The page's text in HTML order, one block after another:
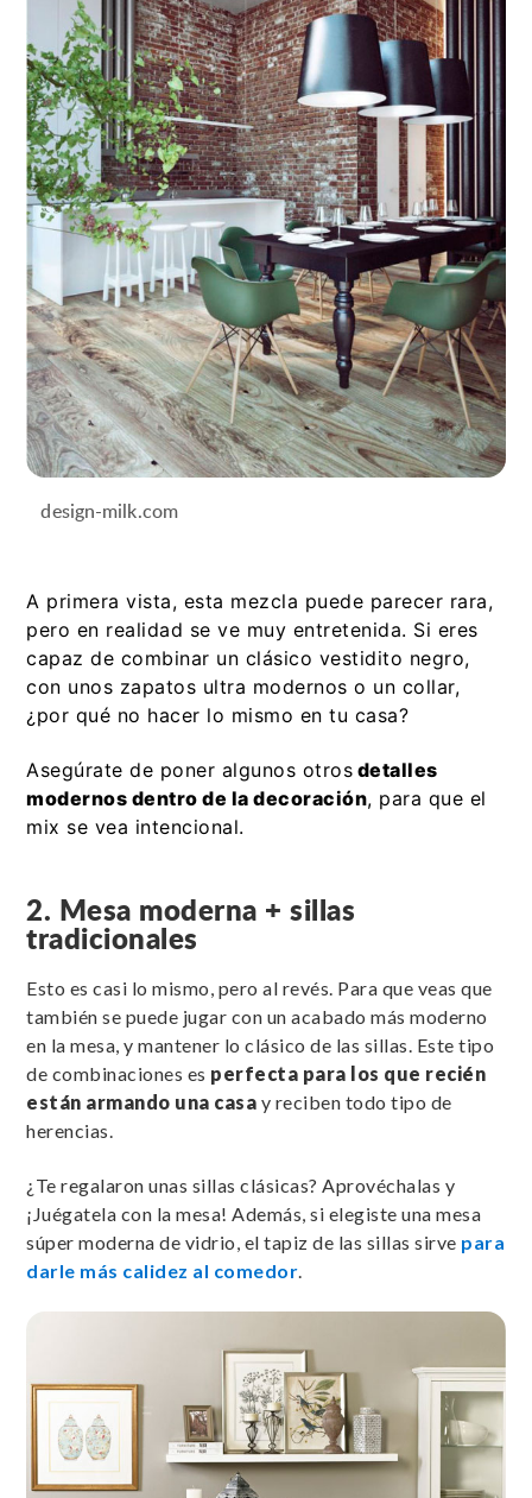
design-milk.com
A primera vista, esta mezcla puede parecer rara,
pero en realidad se ve muy entretenida. Si eres
capaz de combinar un clásico vestidito negro,
con unos zapatos ultra modernos o un collar,
¿por qué no hacer lo mismo en tu casa?
Asegúrate de poner algunos otros detalles
modernos dentro de la decoración, para que el
mix se vea intencional.
2. Mesa moderna + sillas
tradicionales
Esto es casi lo mismo, pero al revés. Para que veas que
también se puede jugar con un acabado más moderno
en la mesa, y mantener lo clásico de las sillas. Este tipo
de combinaciones es perfecta para los que recién
están armando una casa y reciben todo tipo de
herencias.
¿Te regalaron unas sillas clásicas? Aprovéchalas y
¡Juégatela con la mesa! Además, si elegiste una mesa
súper moderna de vidrio, el tapiz de las sillas sirve para
darle más calidez al comedor.